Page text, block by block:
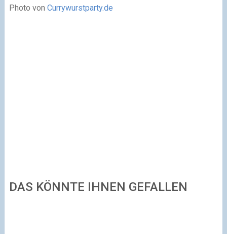
Photo von Currywurstparty.de
DAS KÖNNTE IHNEN GEFALLEN